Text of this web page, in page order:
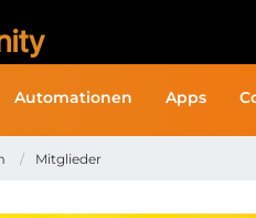
Automationen Apps
Mitglieder